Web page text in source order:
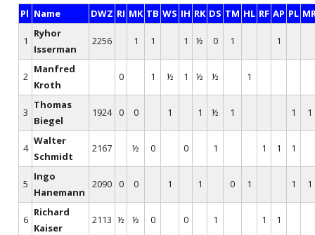
Pl Name DWZ RI MK TB WS IH RK DS TM HL RF AP PL
1
Ryhor
Isserman
2256 1 1 1 ½ 0 1 1
2
Manfred
Kroth
0 1 ½ 1 ½ ½ 1
3
Thomas
Biegel
1924 0 0 1 1 ½ 1 1 1
4
Walter
Schmidt
2167 ½ 0 0 1 1 1 1
5
Ingo
Hanemann
2090 0 0 1 1 0 1 1 1
6
Richard
Kaiser
2113 ½ ½ 0 0 1 1 1